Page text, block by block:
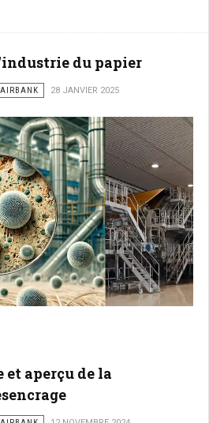
du papier
28 JANVIER 2025
aperçu de la